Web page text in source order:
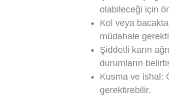
olabileceği için
Kol veya
müdahale
Şiddetli karın
durumların
Kusma ve ishal:
gerektirebilir.